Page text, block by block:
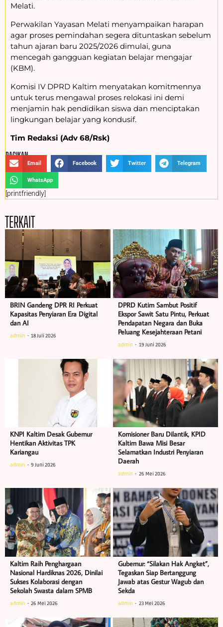
Melati.
Perwakilan Yayasan Melati menyampaikan harapan
agar proses pemindahan segera dituntaskan sebelum
tahun ajaran baru 2025/2026 dimulai, guna
mencegah gangguan kegiatan belajar mengajar
(KBM).
Komisi IV DPRD Kaltim menyatakan komitmennya
untuk terus mengawal proses relokasi ini demi
menjamin hak pendidikan siswa dan menciptakan
lingkungan belajar yang kondusif.
Tim Redaksi (Adv 68/Rsk)
BAGIKAN :
Email Facebook Twitter Telegram
WhatsApp
[printfriendly]
TERKAIT
BRIN Gandeng DPR RI Perkuat
Kapasitas Penyiaran Era Digital
dan AI
admin 18 Juli 2026
DPRD Kutim Sambut Positif
Ekspor Sawit Satu Pintu, Perkuat
Pendapatan Negara dan Buka
Peluang Kesejahteraan Petani
admin 19 Juni 2026
KNPI Kaltim Desak Gubernur
Hentikan Aktivitas TPK
Kariangau
admin 9 Juni 2026
Komisioner Baru Dilantik, KPID
Kaltim Bawa Misi Besar
Selamatkan Industri Penyiaran
Daerah
admin 26 Mei 2026
Kaltim Raih Penghargaan
Nasional Hardiknas 2026, Dinilai
Sukses Kolaborasi dengan
Sekolah Swasta dalam SPMB
admin 26 Mei 2026
Gubernur: “Silakan Hak Angket”,
Tegaskan Siap Bertanggung
Jawab atas Gestur Wagub dan
Sekda
admin 23 Mei 2026